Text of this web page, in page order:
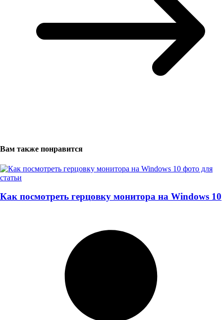
Вам также понравится
Как посмотреть герцовку монитора на Windows 10